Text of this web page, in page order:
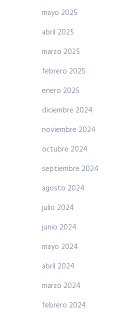
mayo 2025
abril 2025
marzo 2025
febrero 2025
enero 2025
diciembre 2024
noviembre 2024
octubre 2024
septiembre 2024
agosto 2024
julio 2024
junio 2024
mayo 2024
abril 2024
marzo 2024
febrero 2024